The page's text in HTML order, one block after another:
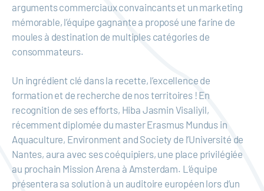
arguments commerciaux convaincants et un marketing
mémorable, l’équipe gagnante a proposé une farine de
moules à destination de multiples catégories de
consommateurs.
Un ingrédient clé dans la recette, l’excellence de
formation et de recherche de nos territoires ! En
recognition de ses efforts, Hiba Jasmin Visaliyil​,
récemment diplomée du master Erasmus Mundus in
Aquaculture, Environment and Society de l’Université de
Nantes, aura avec ses coéquipiers, une place privilégiée
au prochain Mission Arena à Amsterdam. L’équipe
présentera sa solution à un auditoire européen lors d’un